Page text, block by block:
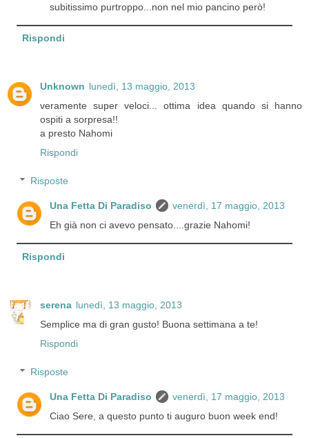
subitissimo purtroppo...non nel mio pancino però!
Rispondi
Unknown lunedì, 13 maggio, 2013
veramente super veloci... ottima idea quando si hanno
ospiti a sorpresa!!
a presto Nahomi
Rispondi
Risposte
Una Fetta Di Paradiso
venerdì, 17 maggio, 2013
Eh già non ci avevo pensato....grazie Nahomi!
Rispondi
serena lunedì, 13 maggio, 2013
Semplice ma di gran gusto! Buona settimana a te!
Rispondi
Risposte
Una Fetta Di Paradiso
venerdì, 17 maggio, 2013
Ciao Sere, a questo punto ti auguro buon week end!